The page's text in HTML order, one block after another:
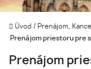
Úvod / Prenájom,
Prenájom priestoru pre
Prenájom